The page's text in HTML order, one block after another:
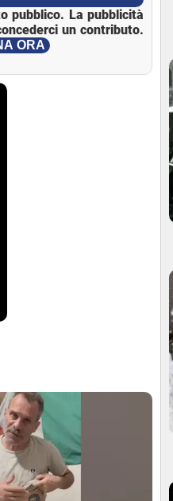
pubblico. La pubblicità
un contributo.
ORA